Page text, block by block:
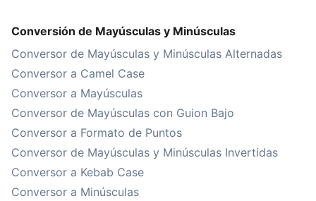
Conversión de Mayúsculas y Minúsculas
Conversor de Mayúsculas y Minúsculas Alternadas
Conversor a Camel Case
Conversor a Mayúsculas
Conversor de Mayúsculas con Guion Bajo
Conversor a Formato de Puntos
Conversor de Mayúsculas y Minúsculas Invertidas
Conversor a Kebab Case
Conversor a Minúsculas